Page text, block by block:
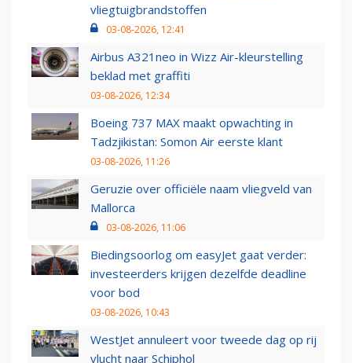
vliegtuigbrandstoffen
03-08-2026, 12:41
Airbus A321neo in Wizz Air-kleurstelling
beklad met graffiti
03-08-2026, 12:34
Boeing 737 MAX maakt opwachting in
Tadzjikistan: Somon Air eerste klant
03-08-2026, 11:26
Geruzie over officiële naam vliegveld van
Mallorca
03-08-2026, 11:06
Biedingsoorlog om easyJet gaat verder:
investeerders krijgen dezelfde deadline
voor bod
03-08-2026, 10:43
WestJet annuleert voor tweede dag op rij
vlucht naar Schiphol